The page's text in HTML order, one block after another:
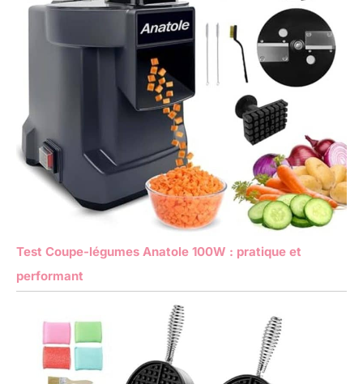
Test Coupe-légumes Anatole 100W : pratique et
performant